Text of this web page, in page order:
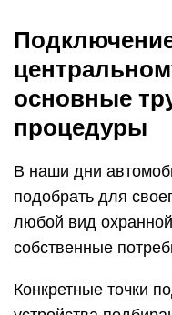
основные
процедуры
В наши дни
подобрать для
любой вид
собственные
Конкретные точки